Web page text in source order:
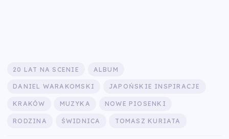
20 LAT NA SCENIE ALBUM
DANIEL WARAKOMSKI JAPOŃSKIE INSPIRACJE
KRAKÓW MUZYKA NOWE PIOSENKI
RODZINA ŚWIDNICA TOMASZ KURIATA